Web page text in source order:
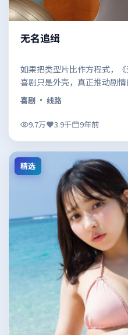
无名追缉
如果把类型片比作方程式，《
喜剧只是外壳，真正推动剧情
喜剧 · 线路
9.7万 3.9千 9年前
精选